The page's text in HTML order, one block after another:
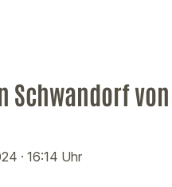
Schwandorf
· 16:14 Uhr